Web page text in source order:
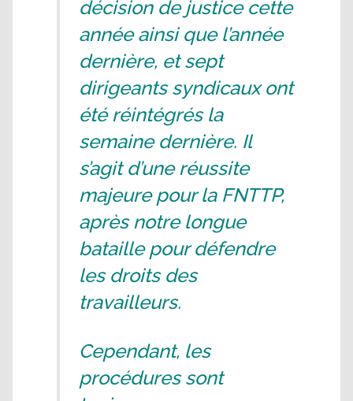
décision de justice cette
année ainsi que l’année
dernière, et sept
dirigeants syndicaux ont
été réintégrés la
semaine dernière. Il
s’agit d’une réussite
majeure pour la FNTTP,
après notre longue
bataille pour défendre
les droits des
travailleurs.
Cependant, les
procédures sont